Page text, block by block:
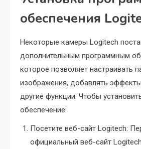
обеспечения
Некоторые камеры Logitech
дополнительным программным
которое позволяет настраивать
изображения, добавлять
другие функции. Чтобы
обеспечение:
Посетите веб-сайт Logitech:
официальный веб-сайт